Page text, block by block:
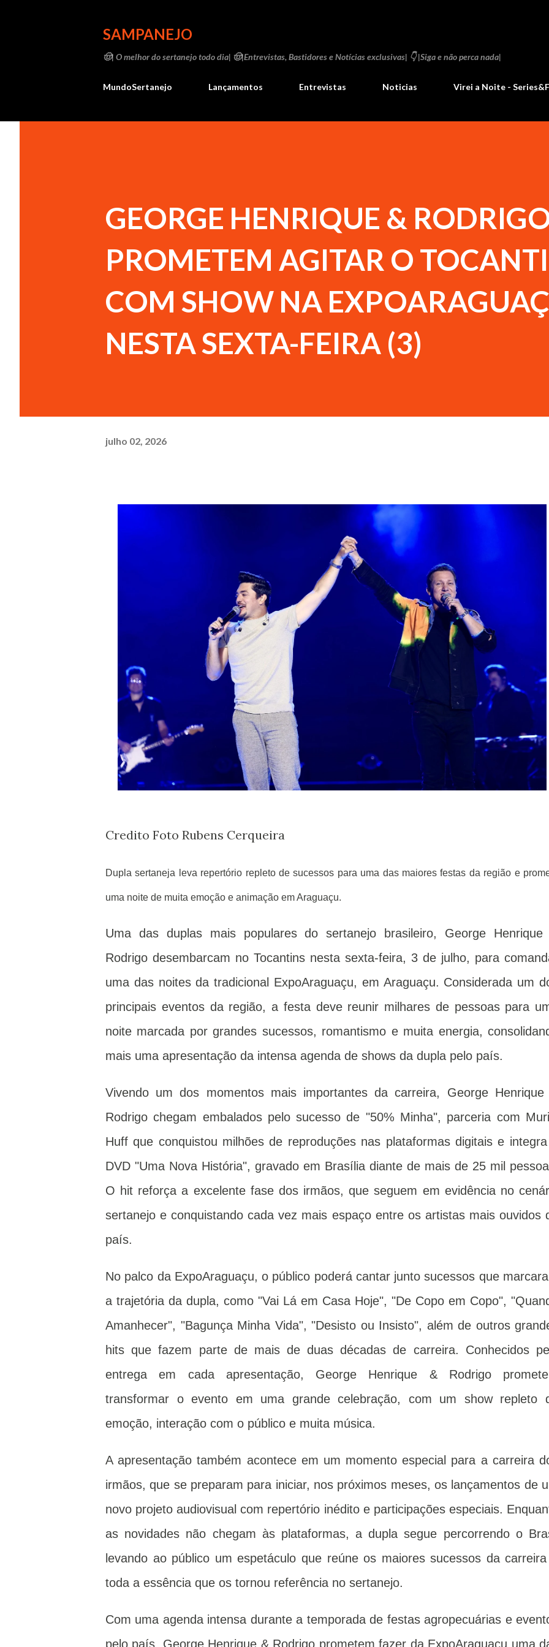
SAMPANEJO
🤠| O melhor do sertanejo todo dia| 🤠|Entrevistas, Bastidores e Notícias exclusivas| 👇 |Siga e não perca nada|
MundoSertanejo Lançamentos Entrevistas Noticias Virei a Noite -
GEORGE HENRIQUE &
PROMETEM AGITAR O
COM SHOW NA
NESTA SEXTA-FEIRA (3)
julho 02, 2026
Credito Foto Rubens Cerqueira
Dupla sertaneja leva repertório repleto de sucessos para uma das maiores festas da região e
uma noite de muita emoção e animação em Araguaçu.
Uma das duplas mais populares do sertanejo brasileiro, George Henrique
Rodrigo desembarcam no Tocantins nesta sexta-feira, 3 de julho, para
uma das noites da tradicional ExpoAraguaçu, em Araguaçu. Considerada um
principais eventos da região, a festa deve reunir milhares de pessoas para
noite marcada por grandes sucessos, romantismo e muita energia,
mais uma apresentação da intensa agenda de shows da dupla pelo país.
Vivendo um dos momentos mais importantes da carreira, George Henrique
Rodrigo chegam embalados pelo sucesso de "50% Minha", parceria com
Huff que conquistou milhões de reproduções nas plataformas digitais e
DVD "Uma Nova História", gravado em Brasília diante de mais de 25 mil
O hit reforça a excelente fase dos irmãos, que seguem em evidência no
sertanejo e conquistando cada vez mais espaço entre os artistas mais ouvidos
país.
No palco da ExpoAraguaçu, o público poderá cantar junto sucessos que
a trajetória da dupla, como "Vai Lá em Casa Hoje", "De Copo em Copo",
Amanhecer", "Bagunça Minha Vida", "Desisto ou Insisto", além de outros
hits que fazem parte de mais de duas décadas de carreira. Conhecidos
entrega em cada apresentação, George Henrique & Rodrigo
transformar o evento em uma grande celebração, com um show repleto
emoção, interação com o público e muita música.
A apresentação também acontece em um momento especial para a carreira
irmãos, que se preparam para iniciar, nos próximos meses, os lançamentos de
novo projeto audiovisual com repertório inédito e participações especiais.
as novidades não chegam às plataformas, a dupla segue percorrendo o
levando ao público um espetáculo que reúne os maiores sucessos da
toda a essência que os tornou referência no sertanejo.
Com uma agenda intensa durante a temporada de festas agropecuárias e
pelo país, George Henrique & Rodrigo prometem fazer da ExpoAraguaçu uma